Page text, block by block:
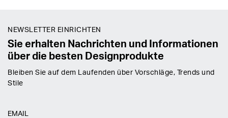
NEWSLETTER EINRICHTEN
Sie erhalten Nachrichten und Informationen
über die besten Designprodukte
Bleiben Sie auf dem Laufenden über Vorschläge, Trends und
Stile
EMAIL